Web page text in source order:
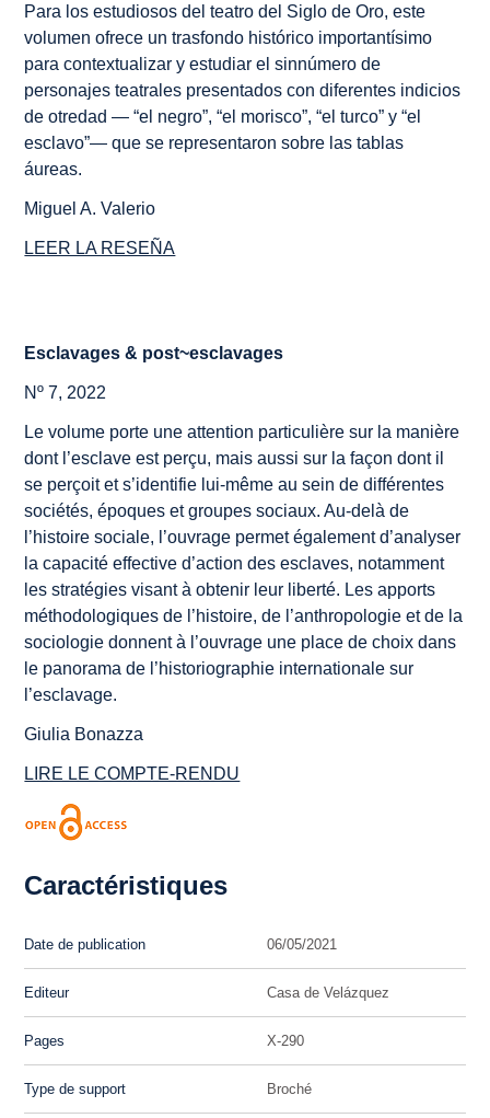
Para los estudiosos del teatro del Siglo de Oro, este
volumen ofrece un trasfondo histórico importantísimo
para contextualizar y estudiar el sinnúmero de
personajes teatrales presentados con diferentes indicios
de otredad — “el negro”, “el morisco”, “el turco” y “el
esclavo”— que se representaron sobre las tablas
áureas.
Miguel A. Valerio
LEER LA RESEÑA
Esclavages & post~esclavages
Nº 7, 2022
Le volume porte une attention particulière sur la manière
dont l’esclave est perçu, mais aussi sur la façon dont il
se perçoit et s’identifie lui-même au sein de différentes
sociétés, époques et groupes sociaux. Au-delà de
l’histoire sociale, l’ouvrage permet également d’analyser
la capacité effective d’action des esclaves, notamment
les stratégies visant à obtenir leur liberté. Les apports
méthodologiques de l’histoire, de l’anthropologie et de la
sociologie donnent à l’ouvrage une place de choix dans
le panorama de l’historiographie internationale sur
l’esclavage.
Giulia Bonazza
LIRE LE COMPTE-RENDU
Caractéristiques
Date de publication 06/05/2021
Editeur Casa de Velázquez
Pages X-290
Type de support Broché